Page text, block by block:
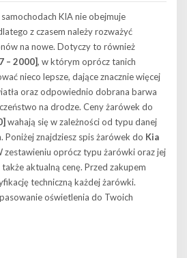
KIA nie obejmuje
z czasem należy rozważyć
na nowe. Dotyczy to również
– 2000], w którym oprócz tanich
nieco lepsze, dające znacznie więcej
oraz odpowiednio dobrana barwa
na drodze. Ceny żarówek do
wahają się w zależności od typu danej
znajdziesz spis żarówek do Kia
zestawieniu oprócz typu żarówki oraz jej
aktualną cenę. Przed zakupem
techniczną każdej żarówki.
oświetlenia do Twoich